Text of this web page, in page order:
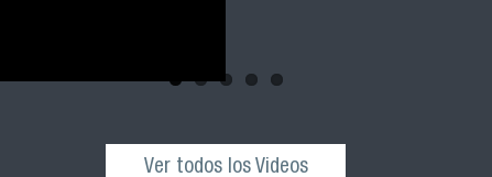
Ver todos los Videos